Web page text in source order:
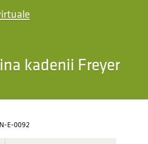
kadenii Freyer
E-0092